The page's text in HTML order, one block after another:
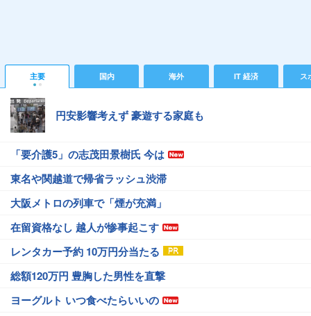
主要 国内 海外 IT 経済 ス
円安影響考えず 豪遊する家庭も
「要介護5」の志茂田景樹氏 今は
東名や関越道で帰省ラッシュ渋滞
大阪メトロの列車で「煙が充満」
在留資格なし 越人が惨事起こす
レンタカー予約 10万円分当たる
総額120万円 豊胸した男性を直撃
ヨーグルト いつ食べたらいいの